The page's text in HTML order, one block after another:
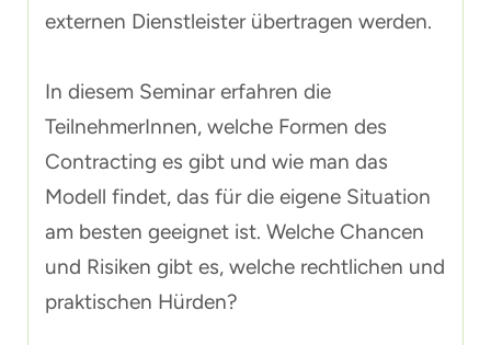
externen Dienstleister übertragen werden.
In diesem Seminar erfahren die
TeilnehmerInnen, welche Formen des
Contracting es gibt und wie man das
Modell findet, das für die eigene Situation
am besten geeignet ist. Welche Chancen
und Risiken gibt es, welche rechtlichen und
praktischen Hürden?